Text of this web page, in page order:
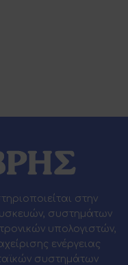
στην
συστημάτων
υπολογιστών,
ενέργειας
συστημάτων